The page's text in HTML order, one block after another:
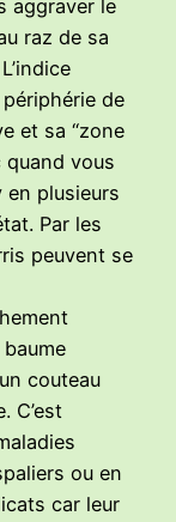
aggraver le
raz de sa
de
et sa “zone
vous
en plusieurs
Par les
peuvent se
couteau
C’est
ou en
car leur